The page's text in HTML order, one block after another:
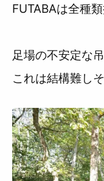
FUTABAは全種類
足場の不安定な
これは結構難し